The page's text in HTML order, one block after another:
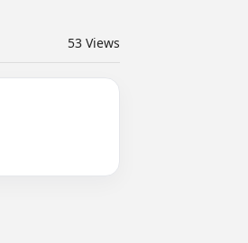
53 Views